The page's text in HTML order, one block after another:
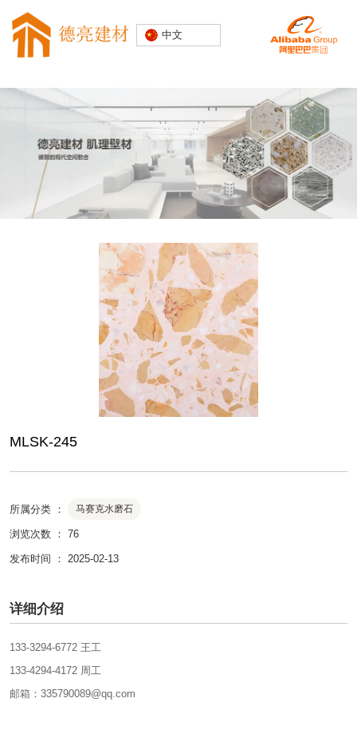
装饰建材
中文
MLSK-245
所属分类 ： 马赛克水磨石
浏览次数 ： 76
发布时间 ： 2025-02-13
详细介绍
133-3294-6772 王工
133-4294-4172 周工
邮箱：335790089@qq.com